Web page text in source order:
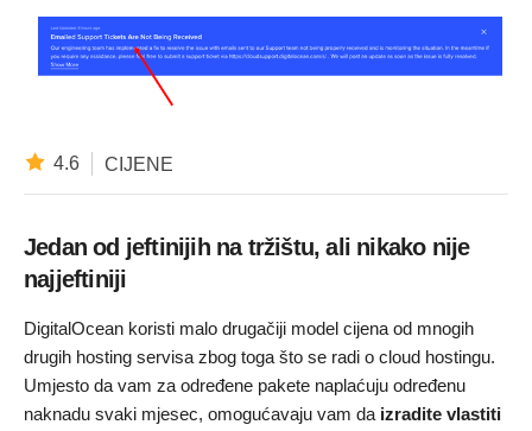
4.6 CIJENE
Jedan od jeftinijih na tržištu, ali nikako nije
najjeftiniji
DigitalOcean koristi malo drugačiji model cijena od mnogih
drugih hosting servisa zbog toga što se radi o cloud hostingu.
Umjesto da vam za određene pakete naplaćuju određenu
naknadu svaki mjesec, omogućavaju vam da izradite vlastiti